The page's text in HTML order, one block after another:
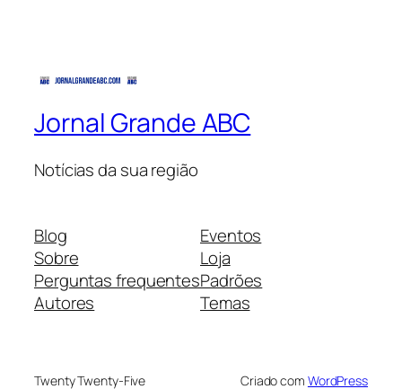
Jornal Grande ABC
Notícias da sua região
Blog
Sobre
Perguntas frequentes
Autores
Eventos
Loja
Padrões
Temas
Twenty Twenty-Five Criado com WordPress